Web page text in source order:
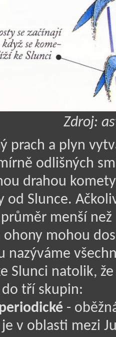
Zdroj:
prach a plyn
odlišných
drahou
od Slunce.
menší
ohony mohou
nazýváme
Slunci natolik,
tří skupin:
-
v oblasti mezi